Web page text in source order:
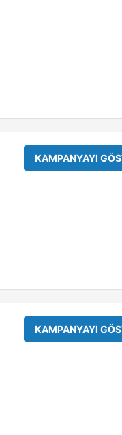
KAMPANYAYI
KAMPANYAYI